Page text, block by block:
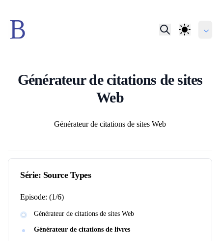
Générateur de citations de sites
Web
Générateur de citations de sites Web
Série: Source Types
Episode: (1/6)
Générateur de citations de sites Web
Générateur de citations de livres